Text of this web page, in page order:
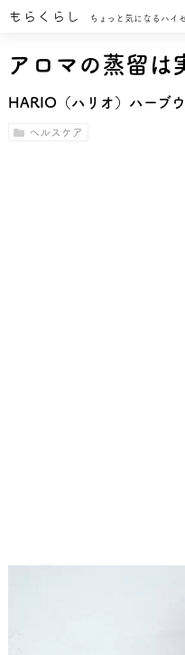
もらくらし ちょっと気になるハイ
アロマの蒸留は
HARIO（ハリオ）ハーブ
ヘルスケア